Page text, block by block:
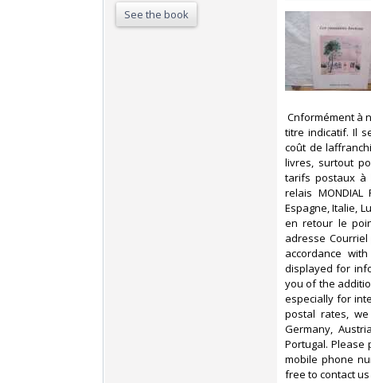
See the book
Cnformément à
titre indicatif. Il
coût de
livres, surtout
tarifs postaux à
relais
Espagne, Italie,
en retour le
adresse
accordance
displayed for
you of the
especially for
postal rates,
Germany,
Portugal.
mobile phone
free to contact